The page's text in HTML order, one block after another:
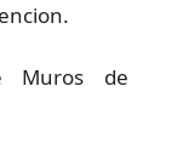
Muros de